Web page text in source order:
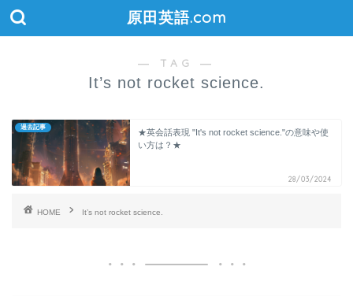
原田英語.com
― TAG ―
It’s not rocket science.
過去記事
★英会話表現 "It's not rocket science."の意味や使
い方は？★
28/03/2024
HOME It’s not rocket science.